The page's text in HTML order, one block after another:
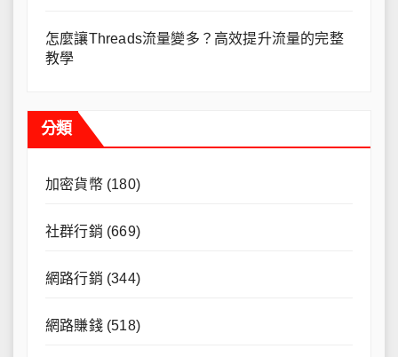
怎麼讓Threads流量變多？高效提升流量的完整
教學
分類
加密貨幣(180)
社群行銷 (669)
網路行銷 (344)
網路賺錢(518)